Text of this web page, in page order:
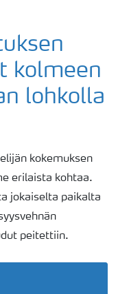
kolmeen
lohkolla
kokemuksen
erilaista kohtaa.
jokaiselta paikalta
peitettiin.